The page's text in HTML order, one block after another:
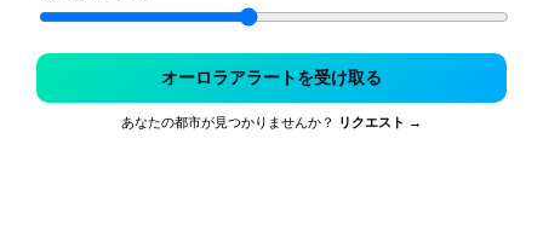
オーロラアラートを受け取る
あなたの都市が見つかりませんか？ リクエスト →